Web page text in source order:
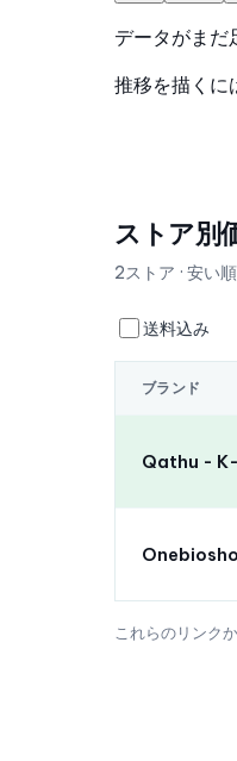
データがまだ
推移を描くに
ストア別
2ストア · 安い順
送料込み
ブランド
Qathu -
これらのリンク